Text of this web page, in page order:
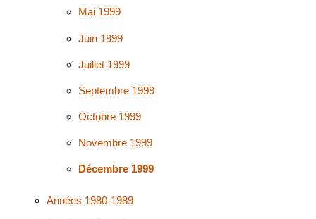
Mai 1999
Juin 1999
Juillet 1999
Septembre 1999
Octobre 1999
Novembre 1999
Décembre 1999
Années 1980-1989